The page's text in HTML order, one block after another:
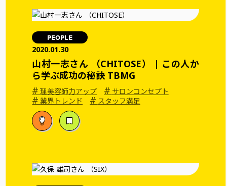
PEOPLE
2020.01.30
山村一志さん （CHITOSE） | この人か
ら学ぶ成功の秘訣 TBMG
#理美容師力アップ # サロンコンセプト
#業界トレンド # スタッフ満足